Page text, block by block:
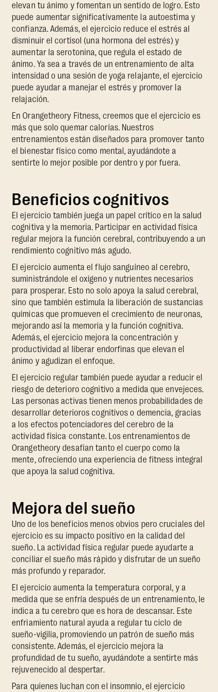
elevan tu ánimo y fomentan un sentido de logro. Esto
puede aumentar significativamente la autoestima y
confianza. Además, el ejercicio reduce el estrés al
disminuir el cortisol (una hormona del estrés) y
aumentar la serotonina, que regula el estado de
ánimo. Ya sea a través de un entrenamiento de alta
intensidad o una sesión de yoga relajante, el ejercicio
puede ayudar a manejar el estrés y promover la
relajación.
En Orangetheory Fitness, creemos que el ejercicio es
más que solo quemar calorías. Nuestros
entrenamientos están diseñados para promover tanto
el bienestar físico como mental, ayudándote a
sentirte lo mejor posible por dentro y por fuera.
Beneficios cognitivos
El ejercicio también juega un papel crítico en la salud
cognitiva y la memoria. Participar en actividad física
regular mejora la función cerebral, contribuyendo a un
rendimiento cognitivo más agudo.
El ejercicio aumenta el flujo sanguíneo al cerebro,
suministrándole el oxígeno y nutrientes necesarios
para prosperar. Esto no solo apoya la salud cerebral,
sino que también estimula la liberación de sustancias
químicas que promueven el crecimiento de neuronas,
mejorando así la memoria y la función cognitiva.
Además, el ejercicio mejora la concentración y
productividad al liberar endorfinas que elevan el
ánimo y agudizan el enfoque.
El ejercicio regular también puede ayudar a reducir el
riesgo de deterioro cognitivo a medida que envejeces.
Las personas activas tienen menos probabilidades de
desarrollar deterioros cognitivos o demencia, gracias
a los efectos potenciadores del cerebro de la
actividad física constante. Los entrenamientos de
Orangetheory desafían tanto el cuerpo como la
mente, ofreciendo una experiencia de fitness integral
que apoya la salud cognitiva.
Mejora del sueño
Uno de los beneficios menos obvios pero cruciales del
ejercicio es su impacto positivo en la calidad del
sueño. La actividad física regular puede ayudarte a
conciliar el sueño más rápido y disfrutar de un sueño
más profundo y reparador.
El ejercicio aumenta la temperatura corporal, y a
medida que se enfría después de un entrenamiento, le
indica a tu cerebro que es hora de descansar. Este
enfriamiento natural ayuda a regular tu ciclo de
sueño-vigilia, promoviendo un patrón de sueño más
consistente. Además, el ejercicio mejora la
profundidad de tu sueño, ayudándote a sentirte más
rejuvenecido al despertar.
Para quienes luchan con el insomnio, el ejercicio